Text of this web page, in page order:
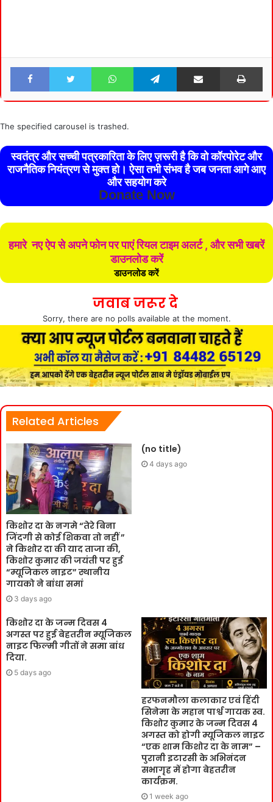
Facebook Twitter WhatsApp Telegram Share via Email
The specified carousel is trashed.
स्वतंत्र और सच्ची पत्रकारिता के लिए ज़रूरी है कि वो कॉरपोरेट और
राजनैतिक नियंत्रण से मुक्त हो। ऐसा तभी संभव है जब जनता आगे आए
और सहयोग करे
Donate Now
हमारे नए ऐप से अपने फोन पर पाएं रियल टाइम अलर्ट , और सभी खबरें
डाउनलोड करें
डाउनलोड करें
जवाब जरूर दे
Sorry, there are no polls available at the moment.
Related Articles
किशोर दा के नगमे “तेरे बिना
जिंदगी से कोई शिकवा तो नहीं ”
ने किशोर दा की याद ताजा की,
किशोर कुमार की जयंती पर हुई
“म्यूजिकल नाइट” स्थानीय
गायको ने बांधा समां
3 days ago
(no title)
4 days ago
किशोर दा के जन्म दिवस 4
अगस्त पर हुई बेहतरीन म्यूजिकल
नाइट फिल्मी गीतों ने समा बांध
दिया.
5 days ago
हरफनमौला कलाकार एवं हिंदी
सिनेमा के महान पार्श्व गायक स्व.
किशोर कुमार के जन्म दिवस 4
अगस्त को होगी म्यूजिकल नाइट
“एक शाम किशोर दा के नाम” –
पुरानी इटारसी के अभिनंदन
सभागृह में होगा बेहतरीन
कार्यक्रम.
1 week ago